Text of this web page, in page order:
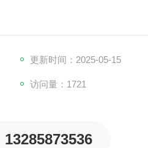
更新时间：2025-05-15
访问量：1721
13285873536